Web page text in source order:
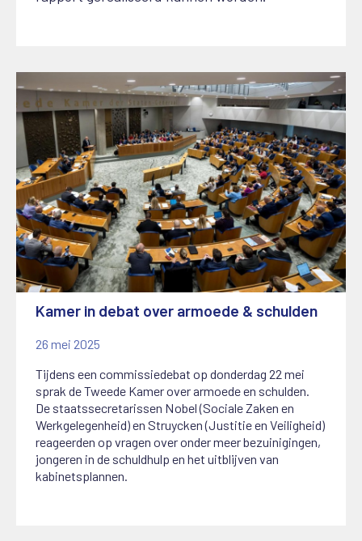
Kamer in debat over armoede & schulden
26 mei 2025
Tijdens een commissiedebat op donderdag 22 mei
sprak de Tweede Kamer over armoede en schulden.
De staatssecretarissen Nobel (Sociale Zaken en
Werkgelegenheid) en Struycken (Justitie en Veiligheid)
reageerden op vragen over onder meer bezuinigingen,
jongeren in de schuldhulp en het uitblijven van
kabinetsplannen.